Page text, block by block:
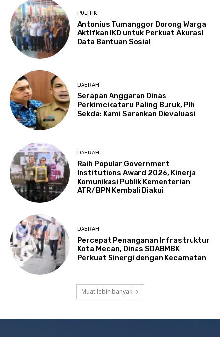
POLITIK
Antonius Tumanggor Dorong Warga
Aktifkan IKD untuk Perkuat Akurasi
Data Bantuan Sosial
DAERAH
Serapan Anggaran Dinas
Perkimcikataru Paling Buruk, Plh
Sekda: Kami Sarankan Dievaluasi
DAERAH
Raih Popular Government
Institutions Award 2026, Kinerja
Komunikasi Publik Kementerian
ATR/BPN Kembali Diakui
DAERAH
Percepat Penanganan Infrastruktur
Kota Medan, Dinas SDABMBK
Perkuat Sinergi dengan Kecamatan
Muat lebih banyak